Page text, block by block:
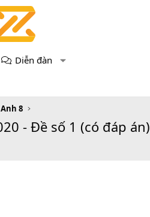
Diễn đàn
8
- Đề số 1 (có đáp án)